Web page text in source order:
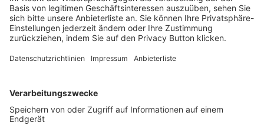
Login SpielPlus
FOLGE DEM BFV
TOP-VEREINE